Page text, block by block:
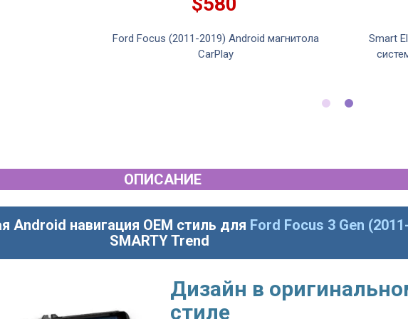
Ford Focus (2011-2019) Android магнитола
CarPlay
Smart
ОПИСАНИЕ
Android навигация OEM стиль для Ford Focus 3 Gen
SMARTY Trend
Дизайн в
стиле